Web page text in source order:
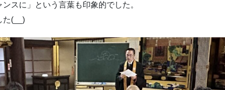
スに」という言葉も印象的でした。
た(__)